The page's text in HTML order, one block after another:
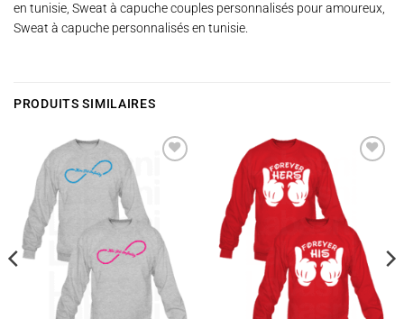
en tunisie, Sweat à capuche couples personnalisés pour amoureux,
Sweat à capuche personnalisés en tunisie.
PRODUITS SIMILAIRES